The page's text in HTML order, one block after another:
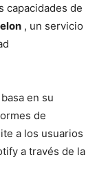
capacidades de
, un servicio
en su
de
a los usuarios
a través de la